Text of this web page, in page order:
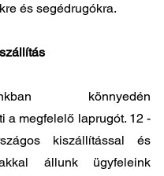
és segédrugókra.
könnyedén
a megfelelő laprugót. 12 -
kiszállítással és
állunk ügyfeleink